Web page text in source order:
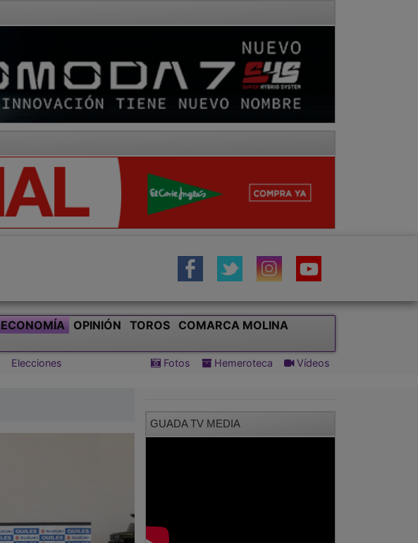
ECONOMÍA OPINIÓN TOROS
COMARCA MOLINA
Elecciones Fotos Hemeroteca Vídeos
GUADA TV MEDIA